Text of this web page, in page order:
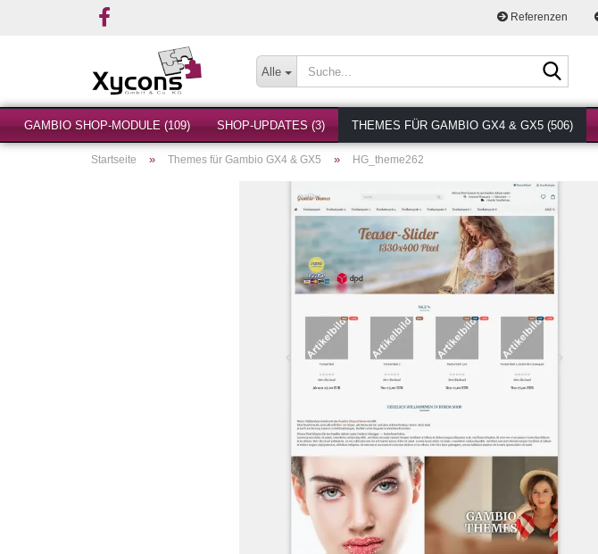
Referenzen
Alle
GAMBIO SHOP-MODULE (109) SHOP-UPDATES (3) THEMES FÜR GAMBIO GX4 & GX5 (506)
Startseite » Themes für Gambio GX4 & GX5 » HG_theme262